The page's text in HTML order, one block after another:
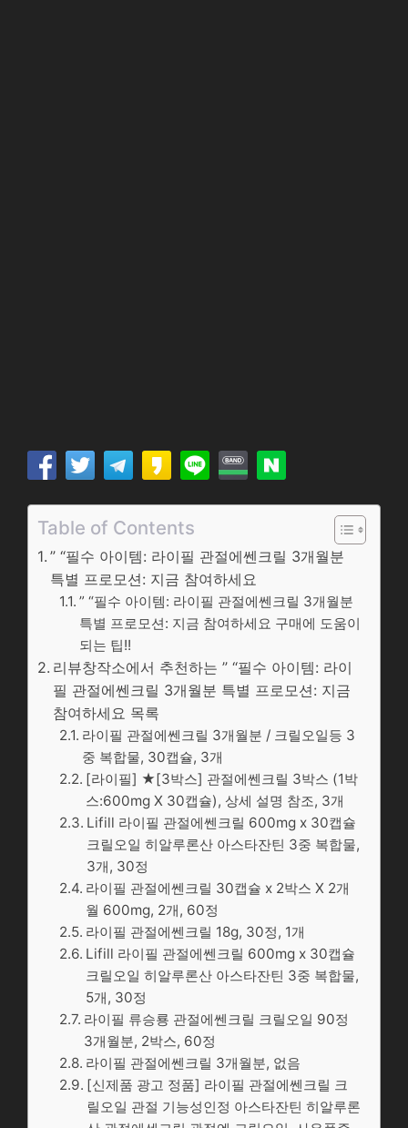
Table of Contents
” “필수 아이템: 라이필 관절에쎈크릴 3개월분
특별 프로모션: 지금 참여하세요
” “필수 아이템: 라이필 관절에쎈크릴 3개월분
특별 프로모션: 지금 참여하세요 구매에 도움이
되는 팁!!
리뷰창작소에서 추천하는 ” “필수 아이템: 라이
필 관절에쎈크릴 3개월분 특별 프로모션: 지금
참여하세요 목록
라이필 관절에쎈크릴 3개월분 / 크릴오일등 3
중 복합물, 30캡슐, 3개
[라이필] ★[3박스] 관절에쎈크릴 3박스 (1박
스:600mg X 30캡슐), 상세 설명 참조, 3개
Lifill 라이필 관절에쎈크릴 600mg x 30캡슐
크릴오일 히알루론산 아스타잔틴 3중 복합물,
3개, 30정
라이필 관절에쎈크릴 30캡슐 x 2박스 X 2개
월 600mg, 2개, 60정
라이필 관절에쎈크릴 18g, 30정, 1개
Lifill 라이필 관절에쎈크릴 600mg x 30캡슐
크릴오일 히알루론산 아스타잔틴 3중 복합물,
5개, 30정
라이필 류승룡 관절에쎈크릴 크릴오일 90정
3개월분, 2박스, 60정
라이필 관절에쎈크릴 3개월분, 없음
[신제품 광고 정품] 라이필 관절에쎈크릴 크
릴오일 관절 기능성인정 아스타잔틴 히알루론